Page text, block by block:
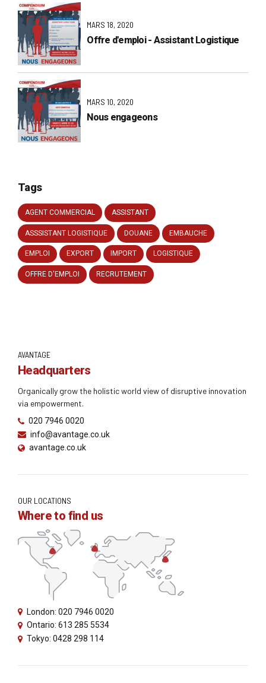
MARS 18, 2020
Offre d'emploi - Assistant Logistique
MARS 10, 2020
Nous engageons
Tags
AGENT COMMERCIAL ASSISTANT
ASSSISTANT LOGISTIQUE DOUANE EMBAUCHE
EMPLOI EXPORT IMPORT LOGISTIQUE
OFFRE D'EMPLOI RECRUTEMENT
AVANTAGE
Headquarters
Organically grow the holistic world view of disruptive innovation
via empowerment.
020 7946 0020
info@avantage.co.uk
avantage.co.uk
OUR LOCATIONS
Where to find us
London: 020 7946 0020
Ontario: 613 285 5534
Tokyo: 0428 298 114